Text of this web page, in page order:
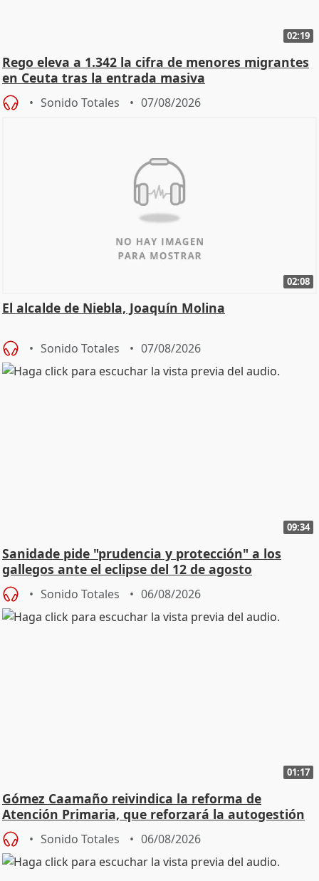
02:19
Rego eleva a 1.342 la cifra de menores migrantes
en Ceuta tras la entrada masiva
Sonido Totales 07/08/2026
02:08
El alcalde de Niebla, Joaquín Molina
Sonido Totales 07/08/2026
09:34
Sanidade pide "prudencia y protección" a los
gallegos ante el eclipse del 12 de agosto
Sonido Totales 06/08/2026
01:17
Gómez Caamaño reivindica la reforma de
Atención Primaria, que reforzará la autogestión
Sonido Totales 06/08/2026